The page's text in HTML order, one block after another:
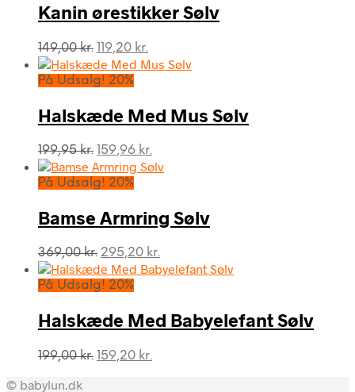
Kanin ørestikker Sølv
149,00kr. Den
oprindelige
pris
149,00 kr..
119,20 kr.
aktuelle
119,20 kr..
På Udsalg! 20%
Halskæde Med Mus Sølv
199,95kr. Den
oprindelige
pris
199,95 kr..
159,96 kr.
aktuelle
159,96 kr..
På Udsalg! 20%
Bamse Armring Sølv
369,00kr. Den
oprindelige
pris
369,00 kr..
295,20 kr.
aktuelle
295,20 kr..
På Udsalg! 20%
Halskæde Med Babyelefant Sølv
199,00kr. Den
159,20 kr.
© babylun.dk